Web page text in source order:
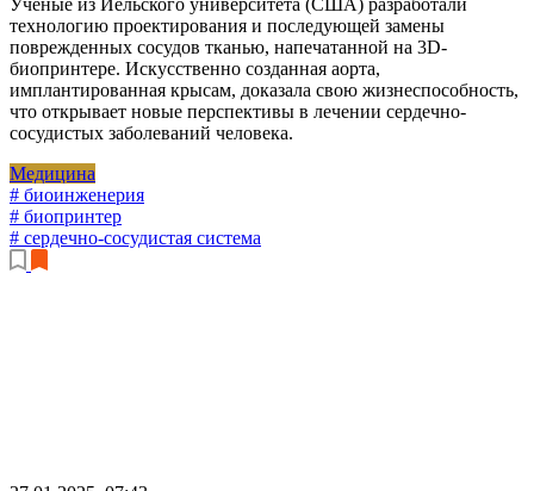
Ученые из Йельского университета (США) разработали
технологию проектирования и последующей замены
поврежденных сосудов тканью, напечатанной на 3D-
биопринтере. Искусственно созданная аорта,
имплантированная крысам, доказала свою жизнеспособность,
что открывает новые перспективы в лечении сердечно-
сосудистых заболеваний человека.
Медицина
# биоинженерия
# биопринтер
# сердечно-сосудистая система